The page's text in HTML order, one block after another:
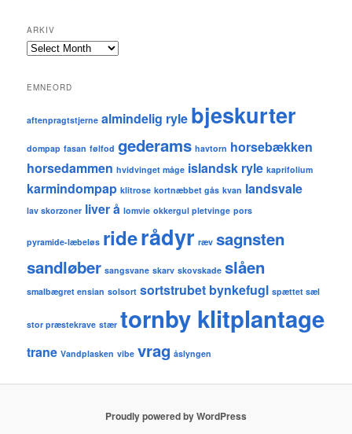
ARKIV
Arkiv
EMNEORD
aftenpragtstjerne almindelig ryle bjeskurter
dompap fasan følfod gederams havtorn horsebækken
horsedammen hvidvinget måge islandsk ryle kaprifolium
karmindompap klitrose kortnæbbet gås kvan landsvale
lav skorzoner liver å lomvie okkergul pletvinge pors
pyramide-læbeløs riderådyr ræv sagnsten
sandløber sangsvane skarv skovskade slåen
smalbægret ensian solsort sortstrubet bynkefugl spættet sæl
stor præstekrave stær tornby klitplantage
trane Vandplasken vibe vrag åslyngen
Proudly powered by WordPress